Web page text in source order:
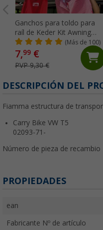
Ganchos para toldo para
raíl de Keder Kit Awning
Hangers Fiamma(Más de 100)
7,99 €
PVP 9,30 €
DESCRIPCIÓN DEL
Fiamma estructura de
Carry Bike VW T5
02093-71-
Número de pieza de recambio
PROPIEDADES
ean
Fabricante Nº de artículo